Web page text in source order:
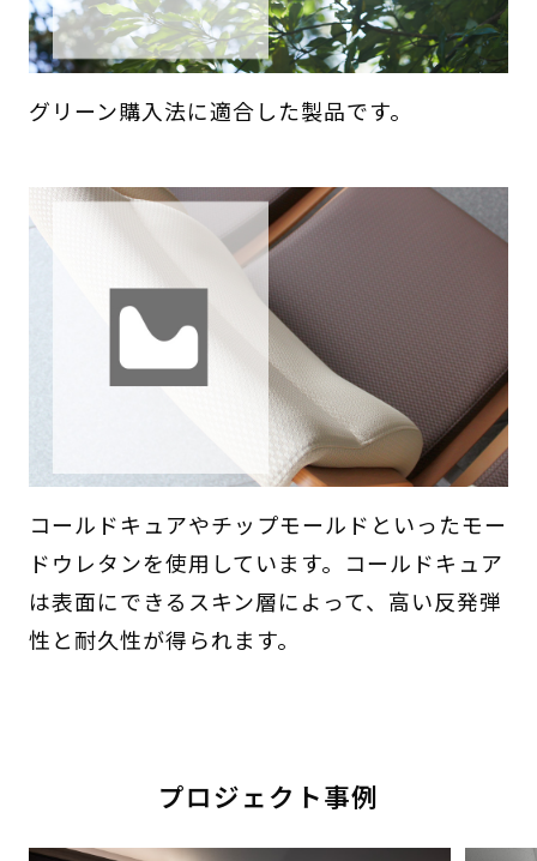
グリーン購入法に適合した製品です。
コールドキュアやチップモールドといったモー
ドウレタンを使用しています。コールドキュア
は表面にできるスキン層によって、高い反発弾
性と耐久性が得られます。
プロジェクト事例